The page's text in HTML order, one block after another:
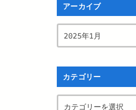
アーカイブ
カテゴリー